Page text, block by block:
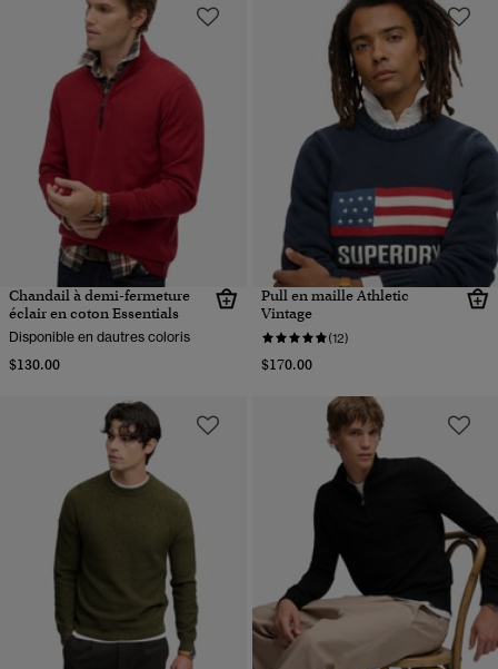
Chandail à demi-fermeture
éclair en coton Essentials
Disponible en dautres coloris
$130.00
Pull en maille Athletic
Vintage
(12)
$170.00